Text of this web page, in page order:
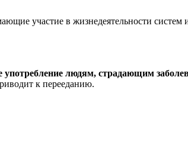
участие в жизнедеятельности систем
употребление людям, страдающим
к перееданию.